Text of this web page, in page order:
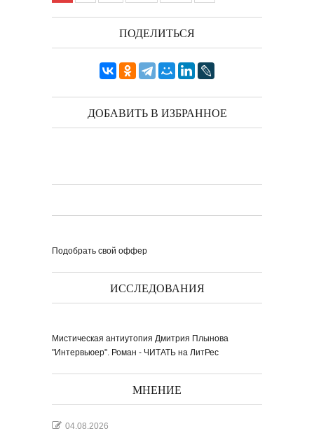
ПОДЕЛИТЬСЯ
ДОБАВИТЬ В ИЗБРАННОЕ
Подобрать свой оффер
ИССЛЕДОВАНИЯ
Мистическая антиутопия Дмитрия Плынова
"Интервьюер". Роман - ЧИТАТЬ на ЛитРес
МНЕНИЕ
04.08.2026